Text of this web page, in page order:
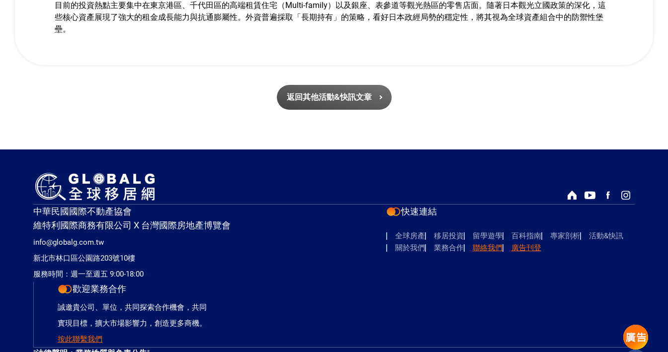
目前的投資熱點主要集中在東京港區、千代田區的高端租賃住宅（Multi-family）以及銀座、表參道等觀光熱區的零售店面。隨著日本觀光立國政策的深化，這
些核心資產展現了強大的租金成長能力與抗通膨屬性。外資普遍採取「長期持有」的策略，看好日本政經局勢的穩定性，將其視為全球資產組合中的防禦性堡
壘。
返回其他活動&快訊文章
回首頁Youtube頻道
Facebook粉絲專頁
Instagram
中華民國國際不動產協會
維特利國際商務有限公司 X 台灣國際房地產博覽會
info@globalg.com.tw
新北市林口區公園路203號10樓
服務時間：週一至週五 9:00-18:00
快速連結
全球房產 移居投資 留學遊學 百科指南 專家剖析
活動&快訊
關於我們
業務合作 聯絡我們 廣告刊登
歡迎業務合作
誠邀貴公司、單位，共同探索合作機會，共同
實現目標，擴大市場影響力，創造更多商機。
按此聯繫我們